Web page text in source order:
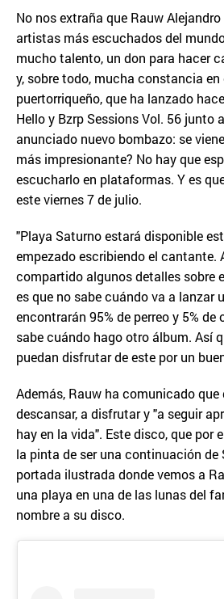
No nos extraña que Rauw
artistas más escuchados del
mucho talento, un don para hacer
y, sobre todo, mucha constancia en
puertorriqueño, que ha lanzado
Hello y Bzrp Sessions Vol. 56 junto
anunciado nuevo bombazo: se
más impresionante? No hay que
escucharlo en plataformas. Y es
este viernes 7 de julio.
"Playa Saturno estará disponible
empezado escribiendo el cantante.
compartido algunos detalles sobre
es que no sabe cuándo va a lanzar
encontrarán 95% de perreo y 5% de
sabe cuándo hago otro álbum. Así
puedan disfrutar de este por un
Además, Rauw ha comunicado que
descansar, a disfrutar y "a seguir
hay en la vida". Este disco, que por
la pinta de ser una continuación de
portada ilustrada donde vemos a
una playa en una de las lunas del
nombre a su disco.